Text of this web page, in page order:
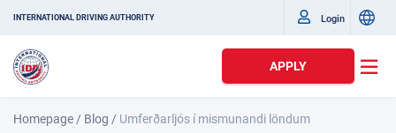
INTERNATIONAL DRIVING AUTHORITY Login
APPLY
Homepage / Blog / Umferðarljós í mismunandi löndum